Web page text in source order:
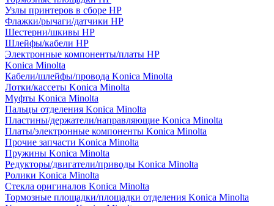
Узлы принтеров в сборе HP
Флажки/рычаги/датчики HP
Шестерни/шкивы HP
Шлейфы/кабели HP
Электронные компоненты/платы HP
Konica Minolta
Кабели/шлейфы/провода Konica Minolta
Лотки/кассеты Konica Minolta
Муфты Konica Minolta
Пальцы отделения Konica Minolta
Пластины/держатели/направляющие Konica Minolta
Платы/электронные компоненты Konica Minolta
Прочие запчасти Konica Minolta
Пружины Konica Minolta
Редукторы/двигатели/приводы Konica Minolta
Ролики Konica Minolta
Стекла оригиналов Konica Minolta
Тормозные площадки/площадки отделения Konica Minolta